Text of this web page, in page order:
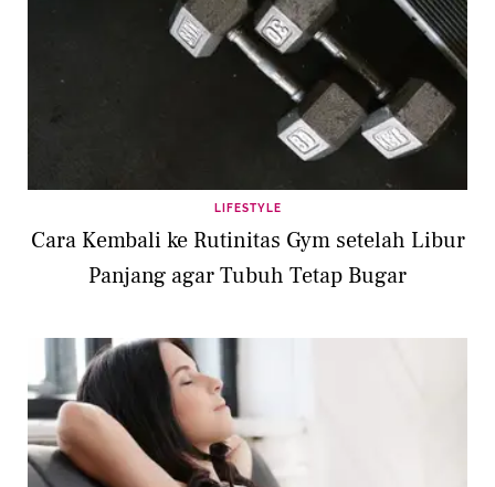
LIFESTYLE
Cara Kembali ke Rutinitas Gym setelah Libur
Panjang agar Tubuh Tetap Bugar